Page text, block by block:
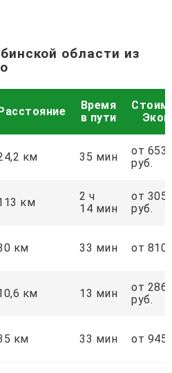
области из
Время
в пути
км 35 мин
от
руб.
км
2 ч
14 мин
от
руб.
км 33 мин от 810
км 13 мин
от
руб.
км 33 мин от 945